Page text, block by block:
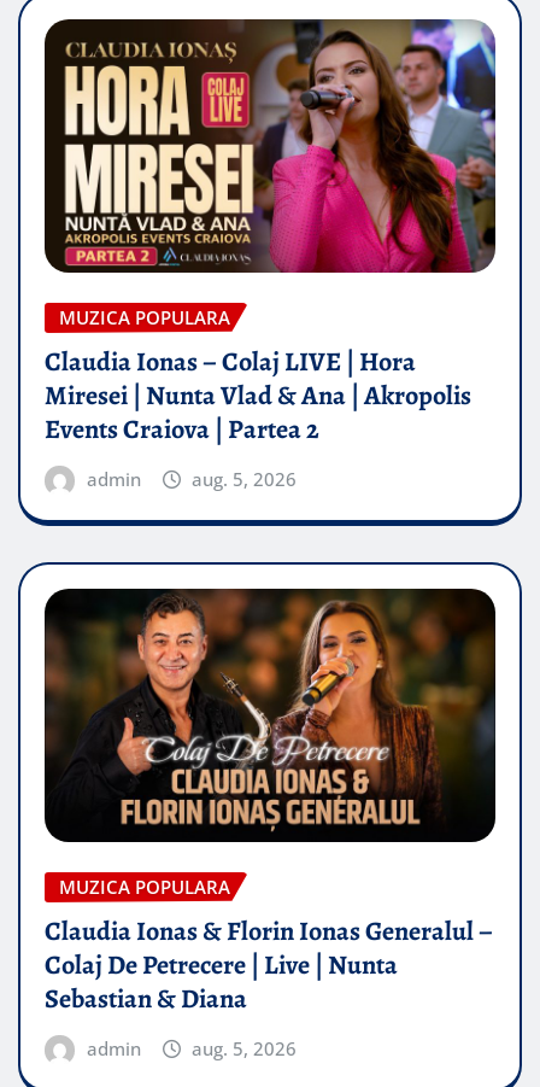
MUZICA POPULARA
Claudia Ionas – Colaj LIVE | Hora
Miresei | Nunta Vlad & Ana | Akropolis
Events Craiova | Partea 2
admin aug. 5, 2026
MUZICA POPULARA
Claudia Ionas & Florin Ionas Generalul –
Colaj De Petrecere | Live | Nunta
Sebastian & Diana
admin aug. 5, 2026